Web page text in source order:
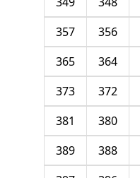
356
357
364
365
372
373
380
381
388
389